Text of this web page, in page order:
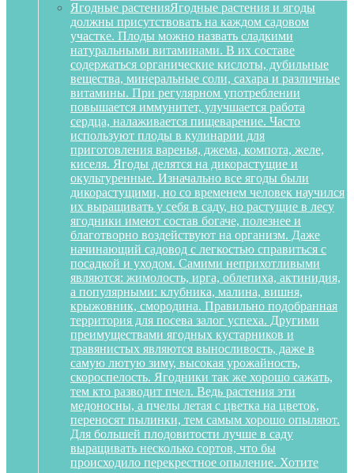
Ягодные растенияЯгодные растения и ягоды
должны присутствовать на каждом садовом
участке. Плоды можно назвать сладкими
натуральными витаминами. В их составе
содержаться органические кислоты, дубильные
вещества, минеральные соли, сахара и различные
витамины. При регулярном употреблении
повышается иммунитет, улучшается работа
сердца, налаживается пищеварение. Часто
используют плоды в кулинарии для
приготовления варенья, джема, компота, желе,
киселя. Ягоды делятся на дикорастущие и
окультуренные. Изначально все ягоды были
дикорастущими, но со временем человек научился
их выращивать у себя в саду, но растущие в лесу
ягодники имеют состав богаче, полезнее и
благотворно воздействуют на организм. Даже
начинающий садовод с легкостью справиться с
посадкой и уходом. Самими неприхотливыми
являются: жимолость, ирга, облепиха, актинидия,
а популярными: клубника, малина, вишня,
крыжовник, смородина. Правильно подобранная
территория для посева залог успеха. Другими
преимуществами ягодных кустарников и
травянистых являются выносливость, даже в
самую лютую зиму, высокая урожайность,
скороспелость. Ягодники так же хорошо сажать,
тем кто разводит пчел. Ведь растения эти
медоносны, а пчелы летая с цветка на цветок,
переносят пылинки, тем самым хорошо опыляют.
Для большей плодовитости лучше в саду
выращивать несколько сортов, что бы
происходило перекрестное опыление. Хотите